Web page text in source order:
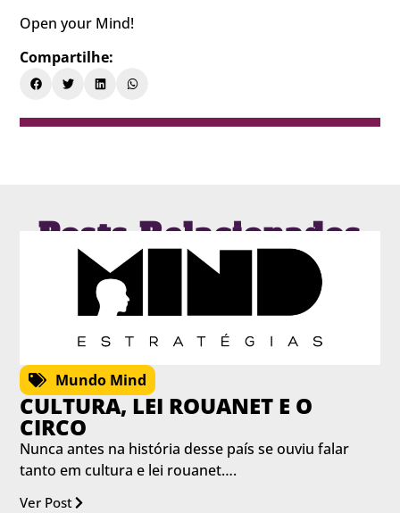
Open your Mind!
Compartilhe:
Posts Relacionados
Mundo Mind
CULTURA, LEI ROUANET E O
CIRCO
Nunca antes na história desse país se ouviu falar
tanto em cultura e lei rouanet….
Ver Post